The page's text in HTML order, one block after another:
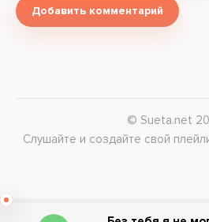
Добавить комментарий
© Sueta.net
Слушайте и создайте свой